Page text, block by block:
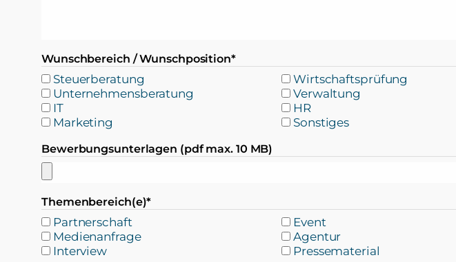
Wunschbereich / Wunschposition*
Steuerberatung
Wirtschaftsprüfung
Unternehmensberatung
Verwaltung
IT
HR
Marketing
Sonstiges
Bewerbungsunterlagen (pdf max. 10 MB)
Themenbereich(e)*
Partnerschaft
Event
Medienanfrage
Agentur
Interview
Pressematerial